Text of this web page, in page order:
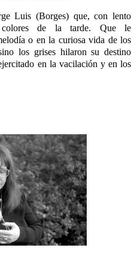
Luis (Borges) que, con lento
colores de la tarde. Que le
o en la curiosa vida de los
los grises hilaron su destino
en la vacilación y en los